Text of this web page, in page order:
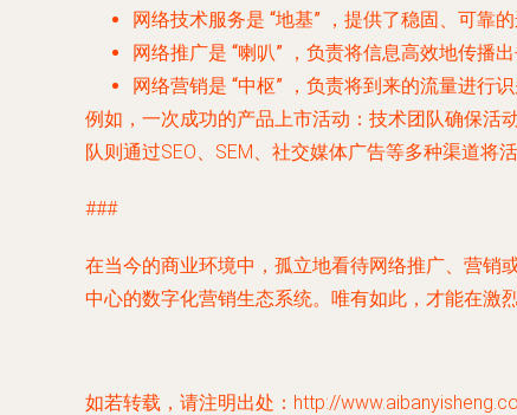
网络技术服务是 “地基” ，提供了稳固、可靠
网络推广是 “喇叭” ，负责将信息高效地传播
网络营销是 “中枢” ，负责将到来的流量进行
例如，一次成功的产品上市活动：技术团队确保活
队则通过SEO、SEM、社交媒体广告等多种渠道将
###
在当今的商业环境中，孤立地看待网络推广、营销
中心的数字化营销生态系统。唯有如此，才能在激
如若转载，请注明出处：http://